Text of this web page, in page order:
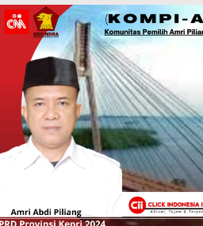
MENGANGA DI
JABATA! Lubang
Jembatan Batang
Tuaka Sambar
Pengendara, Korban Berikutnya
Siapa?
Jaringan
Curanmor
Pasuruan
Tumbang !!
Jatanras Polda
Jatim Amankan Bahan Peledak
Berbahaya